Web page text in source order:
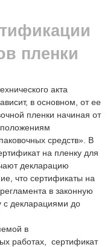
пленки
акта
в основном, от ее
пленки начиная от
cредств». В
на пленку для
декларацию
что сертификаты на
в законную
с декларациями до
в
работах, сертификат